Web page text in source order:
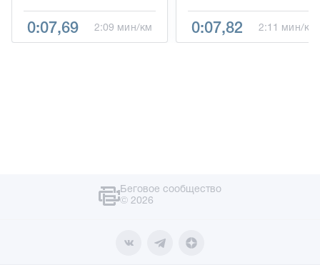
0:07,69 2:09 мин/км 0:07,82 2:11 мин/км
Беговое сообщество
© 2026